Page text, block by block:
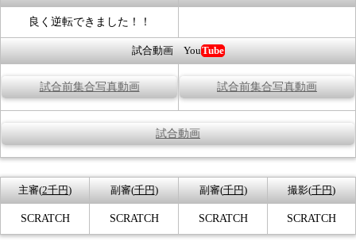
良く逆転できました！！
試合動画 YouTube
試合前集合写真動画 試合前集合写真動画
試合動画
主審(2千円) 副審(千円) 副審(千円) 撮影(千円)
SCRATCH SCRATCH SCRATCH SCRATCH